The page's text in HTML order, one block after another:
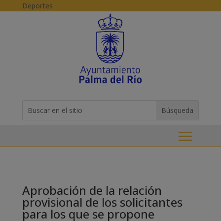
Skip to content
Deportes
for...
Aprobación de la relación
provisional de los solicitantes
para los que se propone